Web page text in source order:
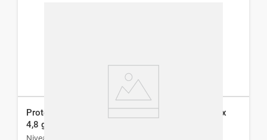
Protector Labial Humectante Nivea Cherry Shine x
4,8 g
Nivea